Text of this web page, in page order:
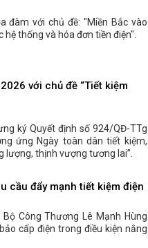
đàm với chủ đề: "Miền Bắc vào
thống và hóa đơn tiền điện".
với chủ đề “Tiết kiệm
ký Quyết định số 924/QĐ-TTg
ứng Ngày toàn dân tiết kiệm,
lượng, thịnh vượng tương lai”.
cầu đẩy mạnh tiết kiệm điện
Công Thương Lê Mạnh Hùng
cấp điện trong điều kiện nắng